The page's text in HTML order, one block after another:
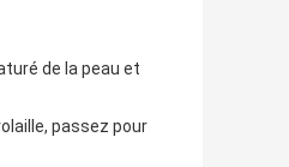
de la peau et
passez pour